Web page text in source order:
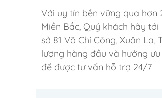
Với uy tín bền vững qua hơn
Miền Bắc, Quý khách hãy
sở 81 Võ Chí Công, Xuân
lượng hàng đầu và hưởng ưu
để được tư vấn hỗ trợ 24/7